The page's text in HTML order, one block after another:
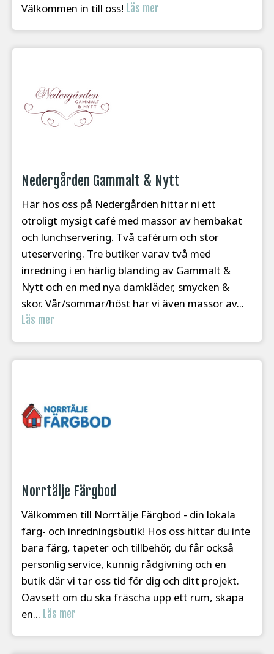
Välkommen in till oss! Läs mer
Nedergården Gammalt & Nytt
Här hos oss på Nedergården hittar ni ett
otroligt mysigt café med massor av hembakat
och lunchservering. Två caférum och stor
uteservering. Tre butiker varav två med
inredning i en härlig blanding av Gammalt &
Nytt och en med nya damkläder, smycken &
skor. Vår/sommar/höst har vi även massor av...
Läs mer
Norrtälje Färgbod
Välkommen till Norrtälje Färgbod - din lokala
färg- och inredningsbutik! Hos oss hittar du inte
bara färg, tapeter och tillbehör, du får också
personlig service, kunnig rådgivning och en
butik där vi tar oss tid för dig och ditt projekt.
Oavsett om du ska fräscha upp ett rum, skapa
en... Läs mer